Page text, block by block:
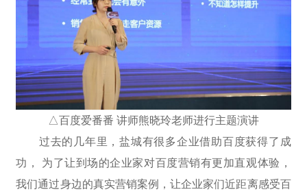
△百度爱番番 讲师熊晓玲老师进行主题演讲
过去的几年里，盐城有很多企业借助百度获得了成
功， 为了让到场的企业家对百度营销有更加直观体验，
我们通过身边的真实营销案例，让企业家们近距离感受百